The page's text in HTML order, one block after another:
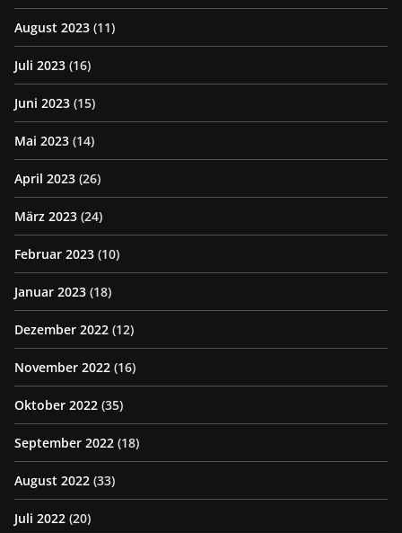
August 2023 (11)
Juli 2023 (16)
Juni 2023 (15)
Mai 2023 (14)
April 2023 (26)
März 2023 (24)
Februar 2023 (10)
Januar 2023 (18)
Dezember 2022 (12)
November 2022 (16)
Oktober 2022 (35)
September 2022 (18)
August 2022 (33)
Juli 2022 (20)